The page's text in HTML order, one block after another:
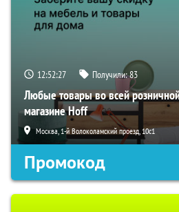
12:52:26 Получили:83
Любые товары во всей
магазине Hoff
Москва, 1-й Волоколамский проезд, 10с1
Промокод